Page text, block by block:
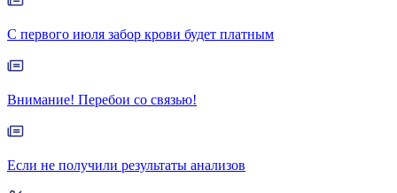
С первого июля забор крови будет платным
Внимание! Перебои со связью!
Если не получили результаты анализов